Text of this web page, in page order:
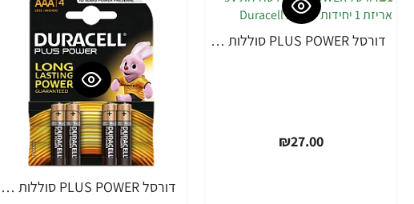
דורסל PLUS POWER סוללות 9V אריזת 1 יחידות - מבית Duracell
₪27.00
דורסל PLUS POWER סוללות AAA אריזת 4 יחידות - מבית Duracell